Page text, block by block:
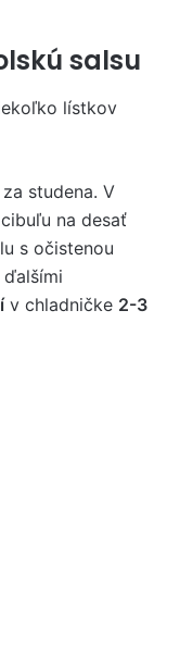
salsu
lístkov
studena. V
na desať
s očistenou
v chladničke 2-3